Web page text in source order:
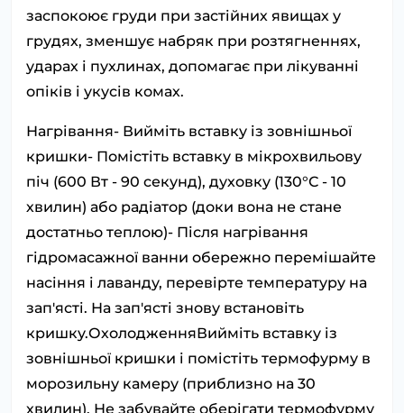
заспокоює груди при застійних явищах у
грудях, зменшує набряк при розтягненнях,
ударах і пухлинах, допомагає при лікуванні
опіків і укусів комах.
Нагрівання- Вийміть вставку із зовнішньої
кришки- Помістіть вставку в мікрохвильову
піч (600 Вт - 90 секунд), духовку (130°С - 10
хвилин) або радіатор (доки вона не стане
достатньо теплою)- Після нагрівання
гідромасажної ванни обережно перемішайте
насіння і лаванду, перевірте температуру на
зап'ясті. На зап'ясті знову встановіть
кришку.ОхолодженняВийміть вставку із
зовнішньої кришки і помістіть термофурму в
морозильну камеру (приблизно на 30
хвилин). Не забувайте оберігати термофурму